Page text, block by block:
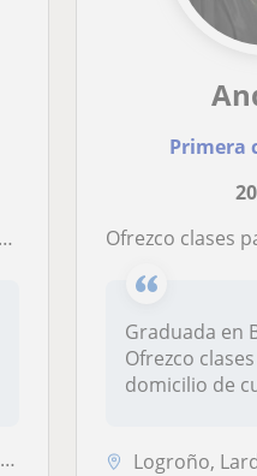
Primera
20
Ofrezco clases particulares de
Graduada en
Ofrezco
domicilio de
Logroño, Lardero,